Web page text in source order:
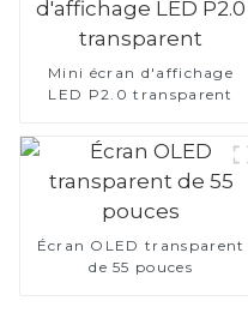
Mini écran d'affichage
LED P2.0 transparent
Écran OLED transparent
de 55 pouces